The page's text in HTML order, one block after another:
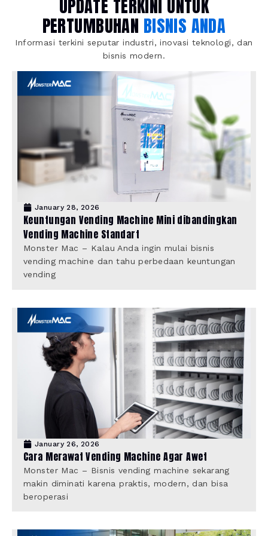
UPDATE TERKINI UNTUK
PERTUMBUHAN BISNIS ANDA
Informasi terkini seputar industri, inovasi teknologi, dan
bisnis modern.
January 28, 2026
Keuntungan Vending Machine Mini dibandingkan
Vending Machine Standart
Monster Mac – Kalau Anda ingin mulai bisnis
vending machine dan tahu perbedaan keuntungan
vending
January 26, 2026
Cara Merawat Vending Machine Agar Awet
Monster Mac – Bisnis vending machine sekarang
makin diminati karena praktis, modern, dan bisa
beroperasi